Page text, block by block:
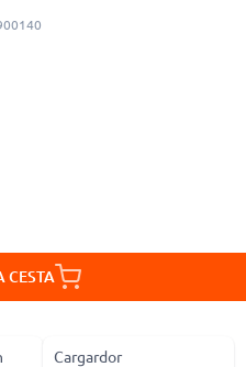
CESTA
Cargardor